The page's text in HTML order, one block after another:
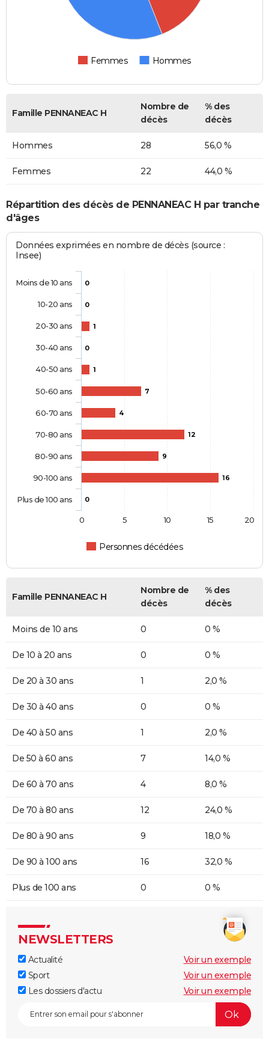
Femmes Hommes
Famille PENNANEAC H
Nombre de
décès
% des
décès
Hommes 28 56,0 %
Femmes 22 44,0 %
Répartition des décès de PENNANEAC H par tranche
d'âges
Données exprimées en nombre de décès (source :
Insee)
0
0
1
0
1
7
4
12
9
16
0
Personnes décédées
Moins de 10 ans
10-20 ans
20-30 ans
30-40 ans
40-50 ans
50-60 ans
60-70 ans
70-80 ans
80-90 ans
90-100 ans
Plus de 100 ans
0 5 10 15 20
Famille PENNANEAC H
Nombre de
décès
% des
décès
Moins de 10 ans 0 0 %
De 10 à 20 ans 0 0 %
De 20 à 30 ans 1 2,0 %
De 30 à 40 ans 0 0 %
De 40 à 50 ans 1 2,0 %
De 50 à 60 ans 7 14,0 %
De 60 à 70 ans 4 8,0 %
De 70 à 80 ans 12 24,0 %
De 80 à 90 ans 9 18,0 %
De 90 à 100 ans 16 32,0 %
Plus de 100 ans 0 0 %
NEWSLETTERS
Actualité
Voir un exemple
Sport
Voir un exemple
Les dossiers d'actu
Voir un exemple